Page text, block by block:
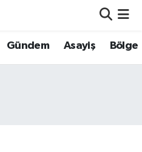
Gündem Asayiş Bölge